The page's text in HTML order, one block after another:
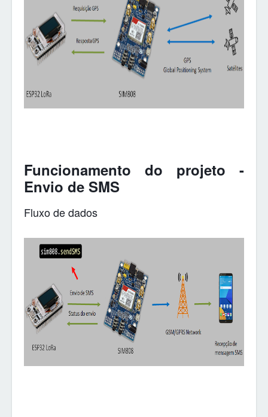
Funcionamento do projeto -
Envio de SMS
Fluxo de dados